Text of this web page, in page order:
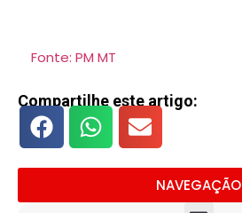
Fonte: PM MT
Compartilhe este artigo:
NAVEGAÇÃO